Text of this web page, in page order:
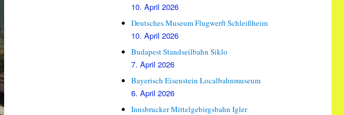
10. April 2026
Deutsches Museum Flugwerft Schleißheim
10. April 2026
Budapest Standseilbahn Siklo
7. April 2026
Bayerisch Eisenstein Localbahnmuseum
6. April 2026
Innsbrucker Mittelgebirgsbahn Igler